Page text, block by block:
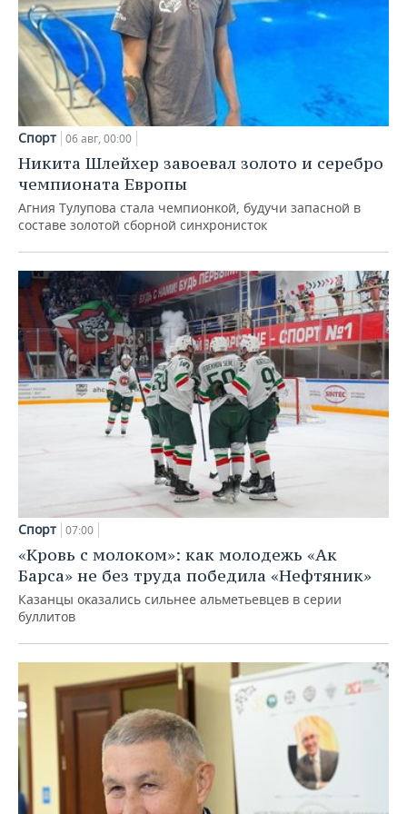
Спорт 06 авг, 00:00
Никита Шлейхер завоевал золото и серебро
чемпионата Европы
Агния Тулупова стала чемпионкой, будучи запасной в
составе золотой сборной синхронисток
Спорт 07:00
«Кровь с молоком»: как молодежь «Ак
Барса» не без труда победила «Нефтяник»
Казанцы оказались сильнее альметьевцев в серии
буллитов